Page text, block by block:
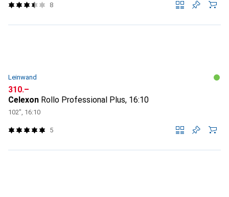
8
Leinwand
CHF
310.–
Celexon Rollo Professional Plus, 16:10
102", 16:10
5